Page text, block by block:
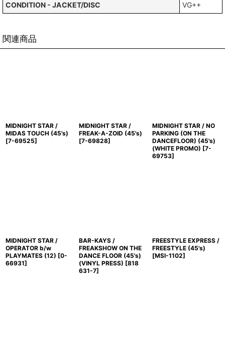
CONDITION - JACKET/DISC
VG++
関連商品
MIDNIGHT STAR /
MIDAS TOUCH (45's)
[7-69525]
MIDNIGHT STAR /
FREAK-A-ZOID (45's)
[7-69828]
MIDNIGHT STAR / NO
PARKING (ON THE
DANCEFLOOR) (45's)
(WHITE PROMO) [7-
69753]
MIDNIGHT STAR /
OPERATOR b/w
PLAYMATES (12) [0-
66931]
BAR-KAYS /
FREAKSHOW ON THE
DANCE FLOOR (45's)
(VINYL PRESS) [818
631-7]
FREESTYLE EXPRESS /
FREESTYLE (45's)
[MSI-1102]